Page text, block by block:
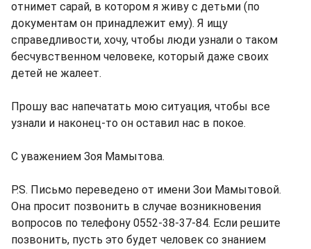
отнимет сарай, в котором я живу с детьми (по
документам он принадлежит ему). Я ищу
справедливости, хочу, чтобы люди узнали о таком
бесчувственном человеке, который даже своих
детей не жалеет.
Прошу вас напечатать мою ситуация, чтобы все
узнали и наконец-то он оставил нас в покое.
С уважением Зоя Мамытова.
P.S. Письмо переведено от имени Зои Мамытовой.
Она просит позвонить в случае возникновения
вопросов по телефону 0552-38-37-84. Если решите
позвонить, пусть это будет человек со знанием